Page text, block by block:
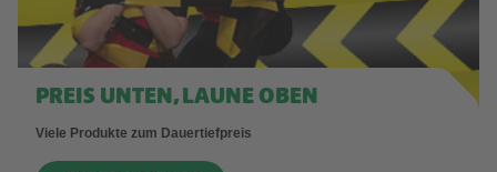
PREIS UNTEN, LAUNE OBEN
Viele Produkte zum Dauertiefpreis